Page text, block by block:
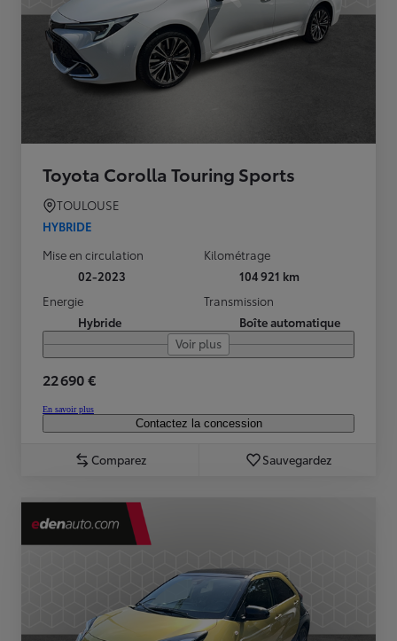
Toyota Corolla Touring Sports
TOULOUSE
HYBRIDE
Mise en circulation
02-2023
Kilométrage
104 921 km
Energie
Hybride
Transmission
Boîte automatique
Voir plus
22 690 €
En savoir plus
Contactez la concession
Comparez Sauvegardez